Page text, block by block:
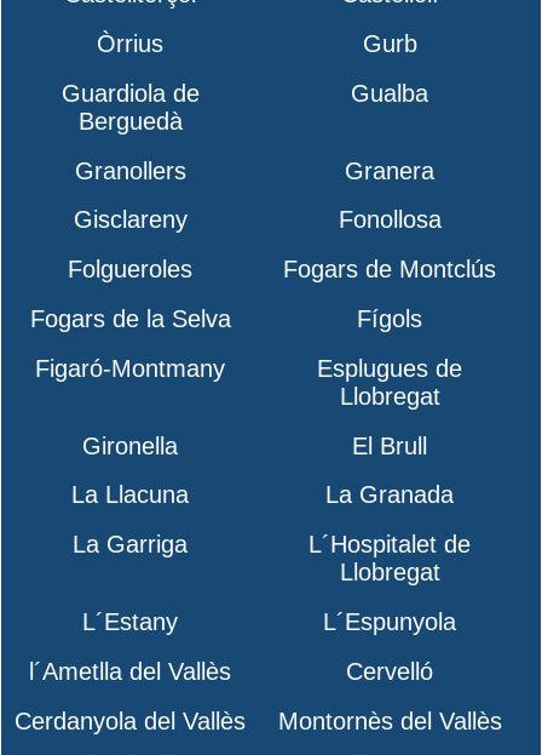
Òrrius
Gurb
Guardiola de
Berguedà
Gualba
Granollers
Granera
Gisclareny
Fonollosa
Folgueroles
Fogars de Montclús
Fogars de la Selva
Fígols
Figaró-Montmany
Esplugues de
Llobregat
Gironella
El Brull
La Llacuna
La Granada
La Garriga
L´Hospitalet de
Llobregat
L´Estany
L´Espunyola
l´Ametlla del Vallès
Cervelló
Cerdanyola del Vallès
Montornès del Vallès